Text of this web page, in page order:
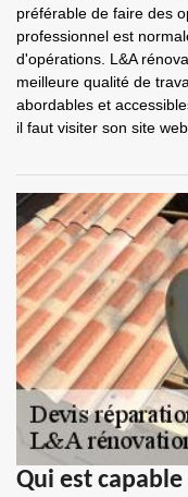
préférable de faire des
professionnel est
d'opérations. L&A
meilleure qualité de
abordables et
il faut visiter son site web.
Qui est